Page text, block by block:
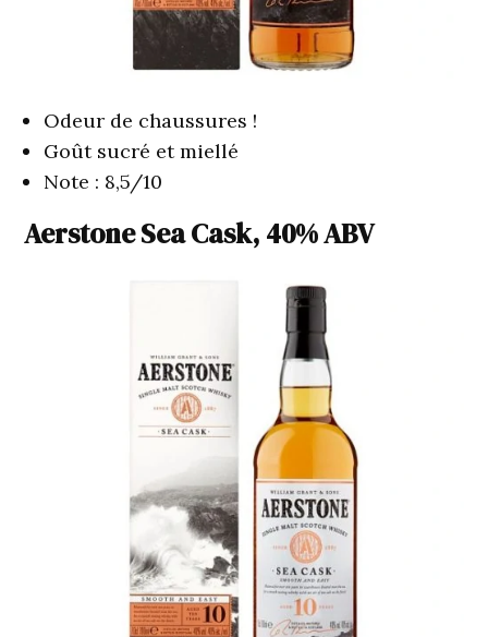
Odeur de chaussures !
Goût sucré et miellé
Note : 8,5/10
Aerstone Sea Cask, 40% ABV